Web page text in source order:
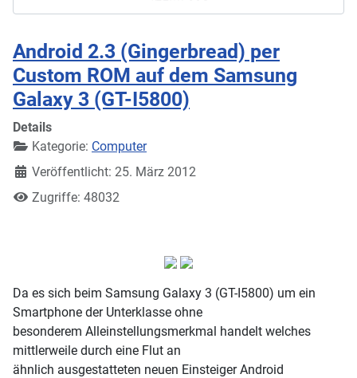
Android 2.3 (Gingerbread) per
Custom ROM auf dem Samsung
Galaxy 3 (GT-I5800)
Details
Kategorie: Computer
Veröffentlicht: 25. März 2012
Zugriffe: 48032
Da es sich beim Samsung Galaxy 3 (GT-I5800) um ein
Smartphone der Unterklasse ohne
besonderem Alleinstellungsmerkmal handelt welches
mittlerweile durch eine Flut an
ähnlich ausgestatteten neuen Einsteiger Android